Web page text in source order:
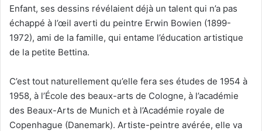
Enfant, ses dessins révélaient déjà un talent qui n’a pas
échappé à l’œil averti du peintre Erwin Bowien (1899-
1972), ami de la famille, qui entame l’éducation artistique
de la petite Bettina.
C’est tout naturellement qu’elle fera ses études de 1954 à
1958, à l’École des beaux-arts de Cologne, à l’académie
des Beaux-Arts de Munich et à l’Académie royale de
Copenhague (Danemark). Artiste-peintre avérée, elle va